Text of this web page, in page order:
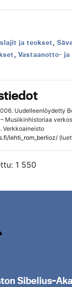
ja teokset,
, Teema:
Vastaanotto-
Uudelleenlöydetty
Musiikinhistoriaa
Verkkoaineisto
lehti_rom_berlioz/
1 550
Sibelius-